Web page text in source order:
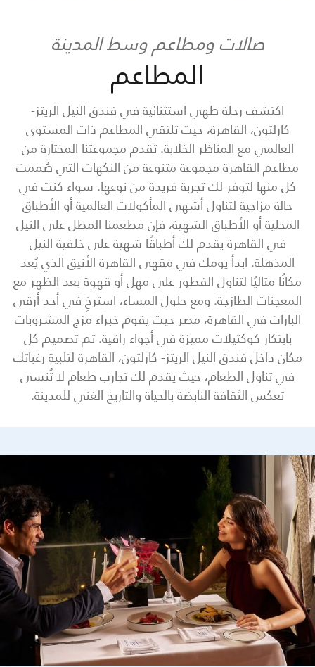
صالات ومطاعم وسط المدينة
المطاعم
اكتشف رحلة طهي استثنائية في فندق النيل الريتز-
كارلتون، القاهرة، حيث تلتقي المطاعم ذات المستوى
العالمي مع المناظر الخلابة. تقدم مجموعتنا المختارة من
مطاعم القاهرة مجموعة متنوعة من النكهات التي صُممت
كل منها لتوفر لك تجربة فريدة من نوعها. سواء كنت في
حالة مزاجية لتناول أشهى المأكولات العالمية أو الأطباق
المحلية أو الأطباق الشهية، فإن مطعمنا المطل على النيل
في القاهرة يقدم لك أطباقًا شهية على خلفية النيل
المذهلة. ابدأ يومك في مقهى القاهرة الأنيق الذي يُعد
مكانًا مثاليًا لتناول الفطور على مهل أو قهوة بعد الظهر مع
المعجنات الطازجة. ومع حلول المساء، استرخِ في أحد أرقى
البارات في القاهرة، مصر حيث يقوم خبراء مزج المشروبات
بابتكار كوكتيلات مميزة في أجواء راقية. تم تصميم كل
مكان داخل فندق النيل الريتز- كارلتون، القاهرة لتلبية رغباتك
في تناول الطعام، حيث يقدم لك تجارب طعام لا تُنسى
تعكس الثقافة النابضة بالحياة والتاريخ الغني للمدينة.